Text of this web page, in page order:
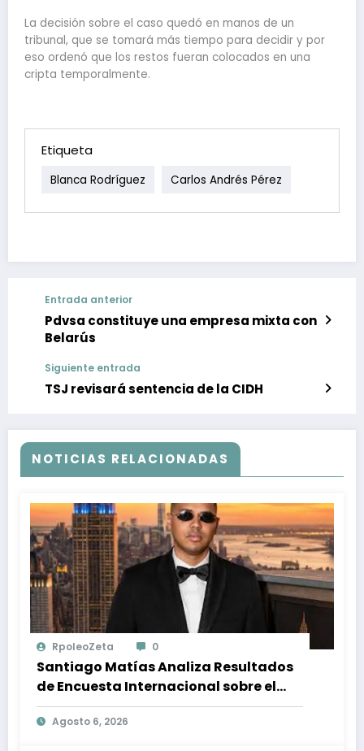
La decisión sobre el caso quedó en manos de un
tribunal, que se tomará más tiempo para decidir y por
eso ordenó que los restos fueran colocados en una
cripta temporalmente.
Etiqueta
Blanca Rodríguez Carlos Andrés Pérez
Entrada anterior
Pdvsa constituye una empresa mixta con
Belarús
Siguiente entrada
TSJ revisará sentencia de la CIDH
NOTICIAS RELACIONADAS
RpoleoZeta 0
Santiago Matías Analiza Resultados
de Encuesta Internacional sobre el
Panorama Político en República
Dominicana: Tendencias y Opiniones
Agosto 6, 2026